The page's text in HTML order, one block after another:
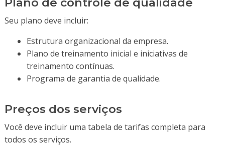
Seu plano deve incluir:
Estrutura organizacional da empresa.
Plano de treinamento inicial e iniciativas de
treinamento contínuas.
Programa de garantia de qualidade.
Preços dos serviços
Você deve incluir uma tabela de tarifas completa para
todos os serviços.